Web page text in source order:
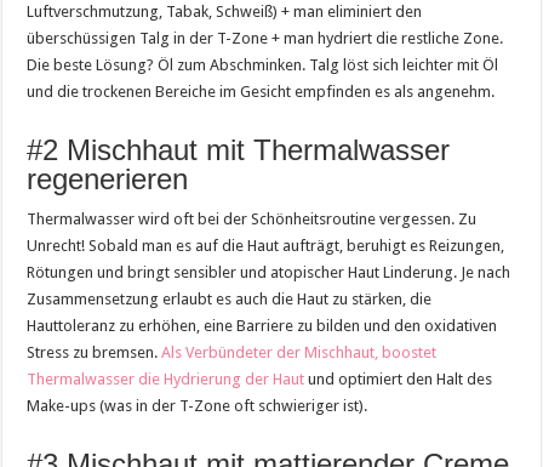
Luftverschmutzung, Tabak, Schweiß) + man eliminiert den
überschüssigen Talg in der T-Zone + man hydriert die restliche Zone.
Die beste Lösung? Öl zum Abschminken. Talg löst sich leichter mit Öl
und die trockenen Bereiche im Gesicht empfinden es als angenehm.
#2 Mischhaut mit Thermalwasser
regenerieren
Thermalwasser wird oft bei der Schönheitsroutine vergessen. Zu
Unrecht! Sobald man es auf die Haut aufträgt, beruhigt es Reizungen,
Rötungen und bringt sensibler und atopischer Haut Linderung. Je nach
Zusammensetzung erlaubt es auch die Haut zu stärken, die
Hauttoleranz zu erhöhen, eine Barriere zu bilden und den oxidativen
Stress zu bremsen.Als Verbündeter der Mischhaut, boostet
Thermalwasser die Hydrierung der Haut und optimiert den Halt des
Make-ups (was in der T-Zone oft schwieriger ist).